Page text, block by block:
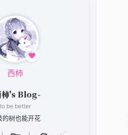
♥
西柿
柿's Blog-
to be better
的树也能开花